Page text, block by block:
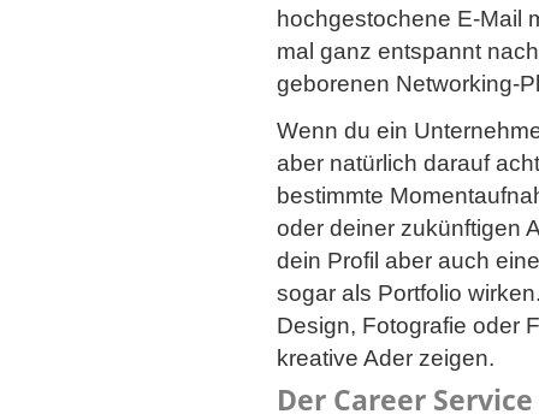
hochgestochene E-Mail
mal ganz entspannt
geborenen Networking-
Wenn du ein
aber natürlich darauf
bestimmte
oder deiner zukünftigen
dein Profil aber auch
sogar als Portfolio
Design, Fotografie oder
kreative Ader zeigen.
Der Career